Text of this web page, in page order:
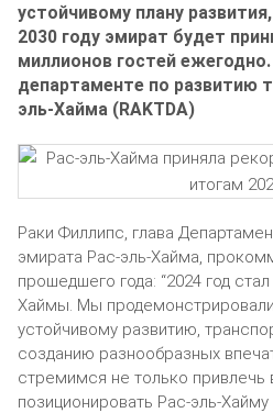
устойчивому плану
2030 году эмират будет
миллионов гостей
департаменте по развитию
эль-Хайма (RAKTDA)
Раки Филлипс, глава
эмирата Рас-эль-Хайма,
прошедшего года: “2024 год
Хаймы. Мы
устойчивому развитию,
созданию разнообразных
стремимся не только привлечь
позиционировать Рас-эль-Хайму